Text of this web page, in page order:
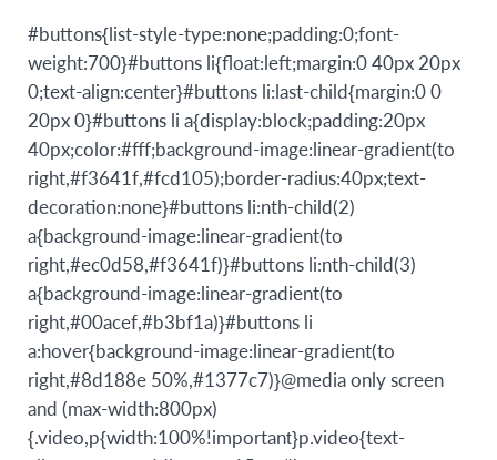
#buttons{list-style-type:none;padding:0;font-
weight:700}#buttons li{float:left;margin:0 40px 20px
0;text-align:center}#buttons li:last-child{margin:0 0
20px 0}#buttons li a{display:block;padding:20px
40px;color:#fff;background-image:linear-gradient(to
right,#f3641f,#fcd105);border-radius:40px;text-
decoration:none}#buttons li:nth-child(2)
a{background-image:linear-gradient(to
right,#ec0d58,#f3641f)}#buttons li:nth-child(3)
a{background-image:linear-gradient(to
right,#00acef,#b3bf1a)}#buttons li
a:hover{background-image:linear-gradient(to
right,#8d188e 50%,#1377c7)}@media only screen
and (max-width:800px)
{.video,p{width:100%!important}p.video{text-